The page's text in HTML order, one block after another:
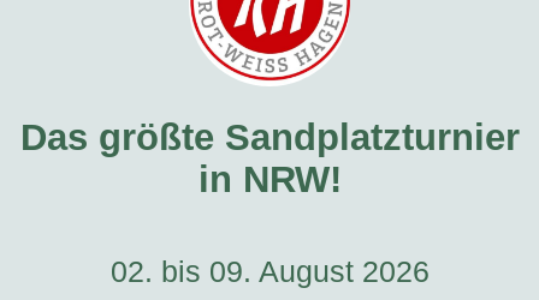
Das größte Sandplatzturnier
in NRW!
02. bis 09. August 2026